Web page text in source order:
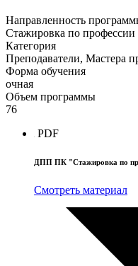
Направленность
Стажировка по профессии
Категория
Преподаватели, Мастера
Форма обучения
очная
Объем программы
76
PDF
ДПП ПК "Стажировка по
Смотреть материал